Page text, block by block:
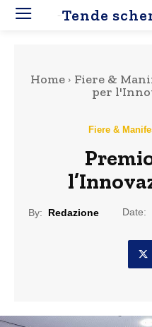
Tende
Home Fiere &
per
Fiere &
By: Redazione Date: